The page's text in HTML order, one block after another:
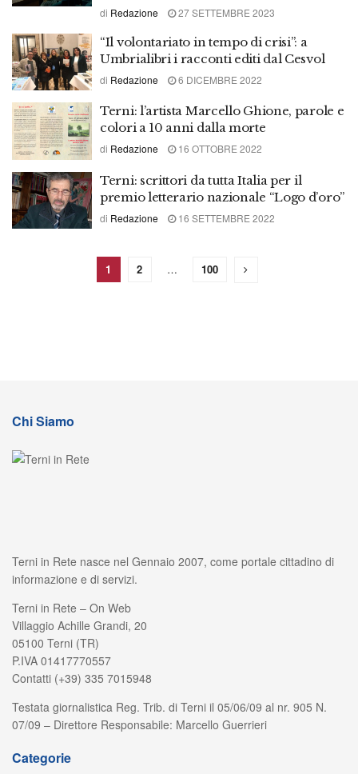
di Redazione 27 SETTEMBRE 2023
“Il volontariato in tempo di crisi”: a
Umbrialibri i racconti editi dal Cesvol
di Redazione 6 DICEMBRE 2022
Terni: l’artista Marcello Ghione, parole e
colori a 10 anni dalla morte
di Redazione 16 OTTOBRE 2022
Terni: scrittori da tutta Italia per il
premio letterario nazionale “Logo d’oro”
di Redazione 16 SETTEMBRE 2022
1 2 … 100
Chi Siamo
Terni in Rete nasce nel Gennaio 2007, come portale cittadino di
informazione e di servizi.
Terni in Rete – On Web
Villaggio Achille Grandi, 20
05100 Terni (TR)
P.IVA 01417770557
Contatti (+39) 335 7015948
Testata giornalistica Reg. Trib. di Terni il 05/06/09 al nr. 905 N.
07/09 – Direttore Responsabile: Marcello Guerrieri
Categorie